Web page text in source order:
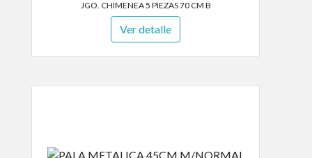
JGO. CHIMENEA 5 PIEZAS 70 CM B
Ver detalle